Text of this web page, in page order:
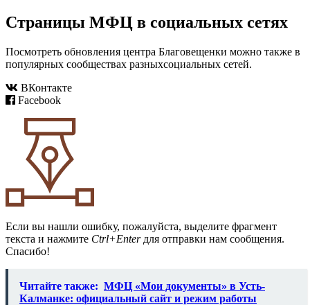
Страницы МФЦ в социальных сетях
Посмотреть обновления центра Благовещенки можно также в
популярных сообществах разныхсоциальных сетей.
ВКонтакте
Facebook
Если вы нашли ошибку, пожалуйста, выделите фрагмент
текста и нажмите Ctrl+Enterдля отправки нам сообщения.
Спасибо!
Читайте также: МФЦ «Мои документы» в Усть-
Калманке: официальный сайт и режим работы